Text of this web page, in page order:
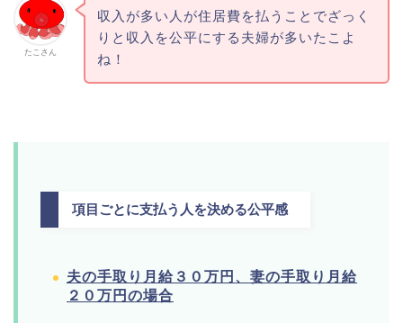
たこさん
収入が多い人が住居費を払うことでざっく
りと収入を公平にする夫婦が多いたこよ
ね！
項目ごとに支払う人を決める公平感
夫の手取り月給３０万円、妻の手取り月給
２０万円の場合